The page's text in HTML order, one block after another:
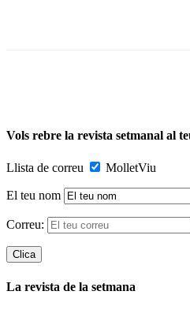
Vols rebre la revista setmanal al
Llista de correu MolletViu
El teu nom
Correu:
La revista de la setmana